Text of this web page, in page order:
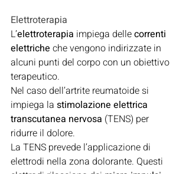
Elettroterapia
L’elettroterapia impiega delle correnti
elettriche che vengono indirizzate in
alcuni punti del corpo con un obiettivo
terapeutico.
Nel caso dell’artrite reumatoide si
impiega la stimolazione elettrica
transcutanea nervosa (TENS) per
ridurre il dolore.
La TENS prevede l’applicazione di
elettrodi nella zona dolorante. Questi